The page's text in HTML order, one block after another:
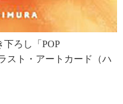
下ろし「POP
スト・アートカード（ハ